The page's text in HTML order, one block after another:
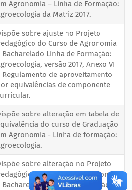
Agronomia – Linha de Formação:
da Matriz 2017.
sobre ajuste no Projeto
do Curso de Agronomia
Bacharelado Linha de Formação:
versão 2017, Anexo VI
Regulamento de aproveitamento
equivalências de componente
sobre alteração em tabela de
do curso de Graduação
Agronomia - Linha de formação:
sobre alteração no Projeto
do Curso de Agronomia
Bacharelado Linha de Formação: